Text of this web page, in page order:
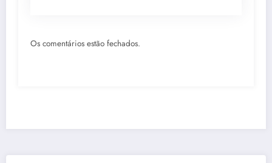
Os comentários estão fechados.